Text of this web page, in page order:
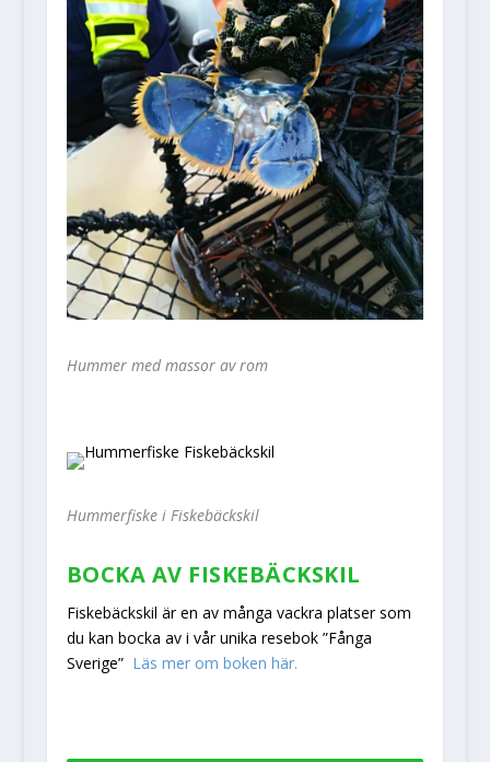
Hummer med massor av rom
Hummerfiske i Fiskebäckskil
BOCKA AV FISKEBÄCKSKIL
Fiskebäckskil är en av många vackra platser som
du kan bocka av i vår unika resebok ”Fånga
Sverige” Läs mer om boken här.